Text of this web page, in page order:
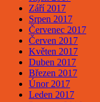
Září 2017
Srpen 2017
Červenec 2017
Červen 2017
Květen 2017
Duben 2017
Březen 2017
Únor 2017
Leden 2017